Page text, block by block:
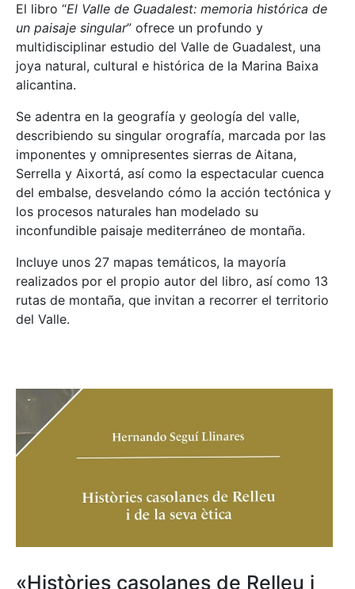
El libro “El Valle de Guadalest: memoria histórica de
un paisaje singular” ofrece un profundo y
multidisciplinar estudio del Valle de Guadalest, una
joya natural, cultural e histórica de la Marina Baixa
alicantina.
Se adentra en la geografía y geología del valle,
describiendo su singular orografía, marcada por las
imponentes y omnipresentes sierras de Aitana,
Serrella y Aixortá, así como la espectacular cuenca
del embalse, desvelando cómo la acción tectónica y
los procesos naturales han modelado su
inconfundible paisaje mediterráneo de montaña.
Incluye unos 27 mapas temáticos, la mayoría
realizados por el propio autor del libro, así como 13
rutas de montaña, que invitan a recorrer el territorio
del Valle.
«Històries casolanes de Relleu i